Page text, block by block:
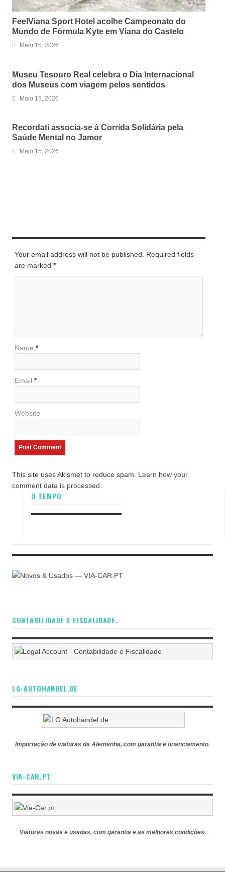
FeelViana Sport Hotel acolhe Campeonato do
Mundo de Fórmula Kyte em Viana do Castelo
Maio 15, 2026
Museu Tesouro Real celebra o Dia Internacional
dos Museus com viagem pelos sentidos
Maio 15, 2026
Recordati associa-se à Corrida Solidária pela
Saúde Mental no Jamor
Maio 15, 2026
Your email address will not be published. Required fields
are marked *
Name *
Email *
Website
This site uses Akismet to reduce spam. Learn how your
comment data is processed.
O TEMPO
CONTABILIDADE E FISCALIDADE.
LG-AUTOHANDEL.DE
Importação de viaturas da Alemanha, com garantia e financiamento.
VIA-CAR.PT
Viaturas novas e usadas, com garantia e as melhores condições.